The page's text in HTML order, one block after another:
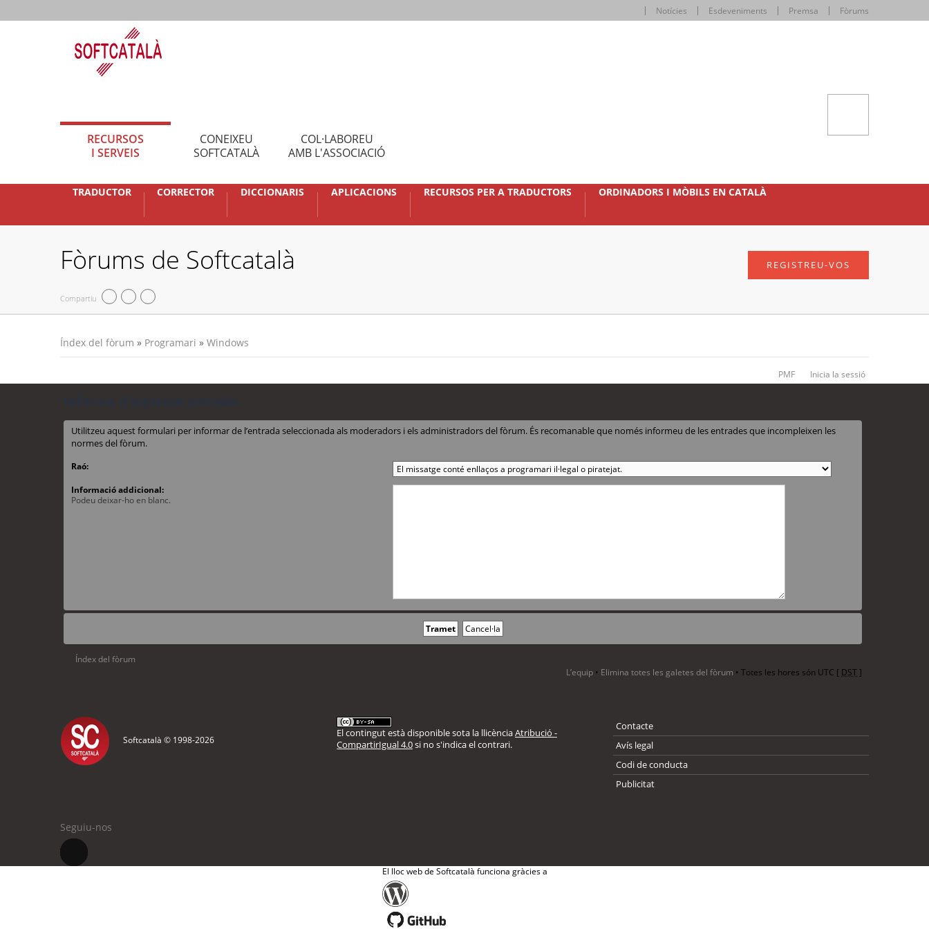
Notícies Esdeveniments Premsa Fòrums
RECURSOS
I SERVEIS
CONEIXEU
SOFTCATALÀ
COL·LABOREU
AMB L'ASSOCIACIÓ
TRADUCTOR CORRECTOR DICCIONARIS APLICACIONS RECURSOS PER A TRADUCTORS ORDINADORS I MÒBILS EN CATALÀ
Fòrums de Softcatalà
Compartiu
REGISTREU-VOS
Índex del fòrum » Programari » Windows
PMF Inicia la sessió
Utilitzeu aquest formulari per informar de l’entrada seleccionada als moderadors i els administradors del fòrum. És recomanable que només informeu de les entrades que incompleixen les
normes del fòrum.
Raó:
Informació addicional:
Podeu deixar-ho en blanc.
Índex del fòrum
L’equip • Elimina totes les galetes del fòrum • Totes les hores són UTC [ DST]
Softcatalà © 1998-2026
El contingut està disponible sota la llicènciaAtribució -
CompartirIgual 4.0si no s'indica el contrari.
Contacte
Avís legal
Codi de conducta
Publicitat
Seguiu-nos
El lloc web de Softcatalà funciona gràcies a